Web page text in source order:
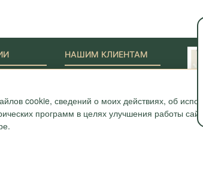
cookie, сведений о моих действиях, об
программ в целях улучшения работы
НАШИМ КЛИЕНТАМ
Полезные статьи
Карта
Вопрос-ответ